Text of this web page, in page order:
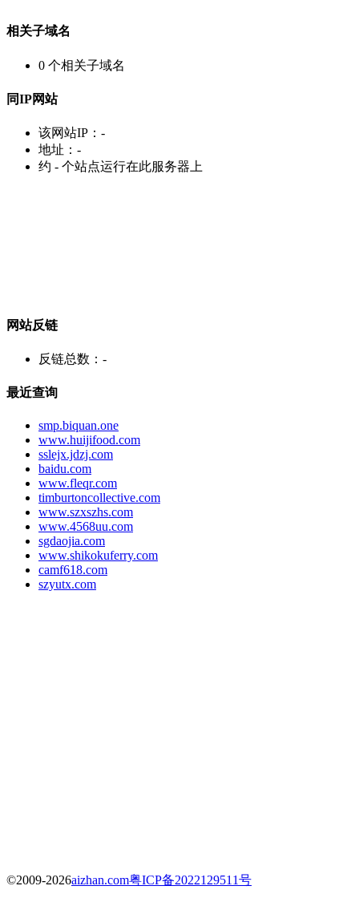
相关子域名
0 个相关子域名
同IP网站
该网站IP： -
地址： -
约 - 个站点运行在此服务器上
网站反链
反链总数： -
最近查询
smp.biquan.one
www.huijifood.com
sslejx.jdzj.com
baidu.com
www.fleqr.com
timburtoncollective.com
www.szxszhs.com
www.4568uu.com
sgdaojia.com
www.shikokuferry.com
camf618.com
szyutx.com
©2009-2026aizhan.com粤ICP备2022129511号